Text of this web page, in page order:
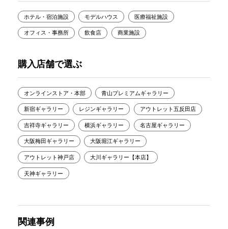
ホテル・宿泊施設 モデルハウス 医療福祉施設
オフィス・事務所 飲食店 商業施設
購入店舗で選ぶ
オンラインストア・本部 青山プレミアムギャラリー
新宿ギャラリー レジンギャラリー アウトレット五反田店
吉祥寺ギャラリー 横浜ギャラリー 名古屋ギャラリー
大阪梅田ギャラリー 大阪堀江ギャラリー
アウトレット神戸店 大川ギャラリー【本店】
天神ギャラリー
関連事例